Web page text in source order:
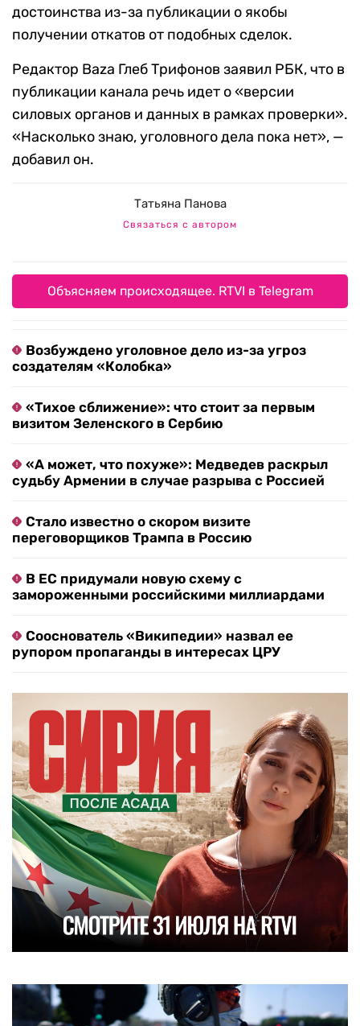
достоинства из-за публикации о якобы
получении откатов от подобных сделок.
Редактор Baza Глеб Трифонов заявил РБК, что в
публикации канала речь идет о «версии
силовых органов и данных в рамках проверки».
«Насколько знаю, уголовного дела пока нет», —
добавил он.
Татьяна Панова
Связаться с автором
Объясняем происходящее. RTVI в Telegram
Возбуждено уголовное дело из-за угроз
создателям «Колобка»
«Тихое сближение»: что стоит за первым
визитом Зеленского в Сербию
«А может, что похуже»: Медведев раскрыл
судьбу Армении в случае разрыва с Россией
Стало известно о скором визите
переговорщиков Трампа в Россию
В ЕС придумали новую схему с
замороженными российскими миллиардами
Сооснователь «Википедии» назвал ее
рупором пропаганды в интересах ЦРУ